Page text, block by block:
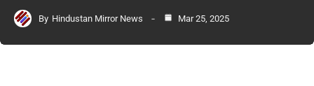
By Hindustan Mirror News Mar 25, 2025